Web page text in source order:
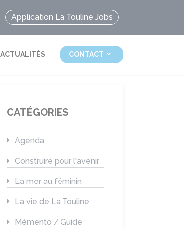
Application La Touline Jobs
ACTUALITÉS CONTACT
CATÉGORIES
Agenda
Construire pour l'avenir
La mer au féminin
La vie de La Touline
Mémento / Guide